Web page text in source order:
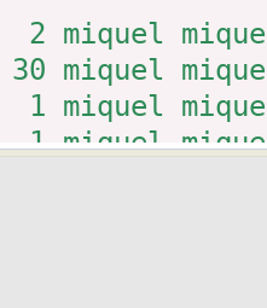
miquel
30 miquel
miquel
miquel
miquel